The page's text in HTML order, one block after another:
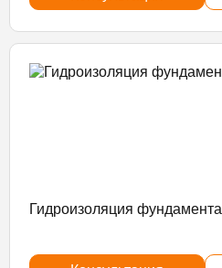
Гидроизоляция фундамента